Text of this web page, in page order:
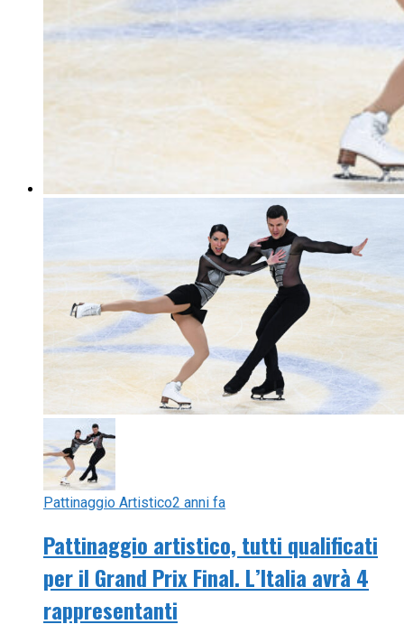
Pattinaggio Artistico2 anni fa
Pattinaggio artistico, tutti qualificati
per il Grand Prix Final. L’Italia avrà 4
rappresentanti